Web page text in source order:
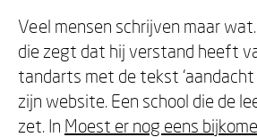
Veel mensen schrijven maar
die zegt dat hij verstand heeft
tandarts met de tekst ‘aandacht
zijn website. Een school die de
zet. In Moest er nog eens